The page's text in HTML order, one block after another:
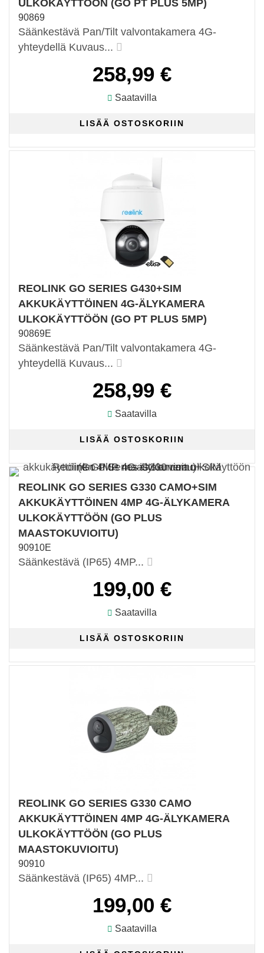
ULKOKÄYTTÖÖN (GO PT PLUS 5MP)
90869
Säänkestävä Pan/Tilt valvontakamera 4G-
yhteydellä Kuvaus...
258,99 €
Saatavilla
REOLINK GO SERIES G430+SIM
AKKUKÄYTTÖINEN 4G-ÄLYKAMERA
ULKOKÄYTTÖÖN (GO PT PLUS 5MP)
90869E
Säänkestävä Pan/Tilt valvontakamera 4G-
yhteydellä Kuvaus...
258,99 €
Saatavilla
REOLINK GO SERIES G330 CAMO+SIM
AKKUKÄYTTÖINEN 4MP 4G-ÄLYKAMERA
ULKOKÄYTTÖÖN (GO PLUS
MAASTOKUVIOITU)
90910E
Säänkestävä (IP65) 4MP...
199,00 €
Saatavilla
REOLINK GO SERIES G330 CAMO
AKKUKÄYTTÖINEN 4MP 4G-ÄLYKAMERA
ULKOKÄYTTÖÖN (GO PLUS
MAASTOKUVIOITU)
90910
Säänkestävä (IP65) 4MP...
199,00 €
Saatavilla